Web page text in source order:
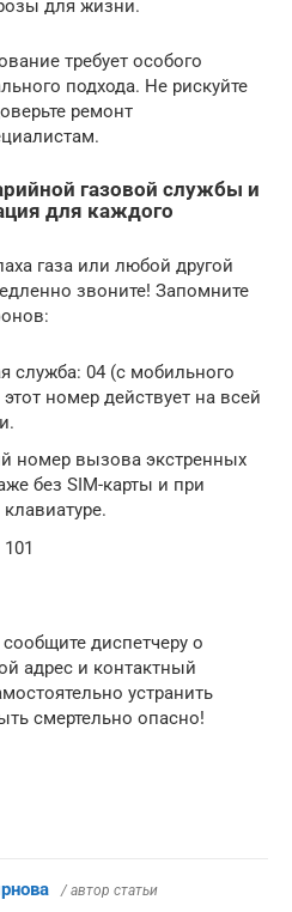
для жизни.
требует особого
подхода. Не рискуйте
ремонт
газовой службы и
для каждого
газа или любой другой
звоните! Запомните
служба: 04 (с мобильного
номер действует на всей
номер вызова экстренных
без SIM-карты и при
диспетчеру о
адрес и контактный
устранить
смертельно опасно!
/ автор статьи